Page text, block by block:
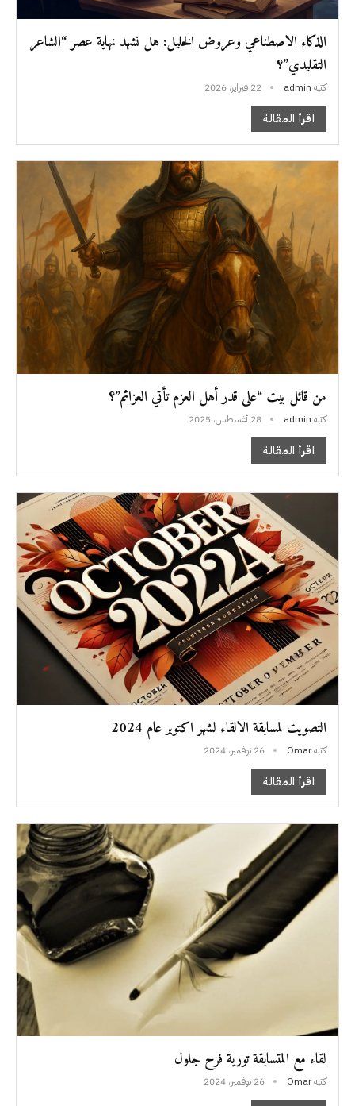
الذكاء الاصطناعي وعروض الخليل: هل نشهد نهاية عصر “الشاعر
التقليدي”؟
كتبه admin 22 فبراير، 2026
اقرأ المقالة
من قائل بيت “على قدر أهل العزم تأتي العزائم”؟
كتبه admin 28 أغسطس، 2025
اقرأ المقالة
التصويت لمسابقة الالقاء لشهر اكتوبر عام 2024
كتبهOmar 26 نوفمبر، 2024
اقرأ المقالة
لقاء مع المتسابقة تورية فرح جلول
كتبهOmar 26 نوفمبر، 2024